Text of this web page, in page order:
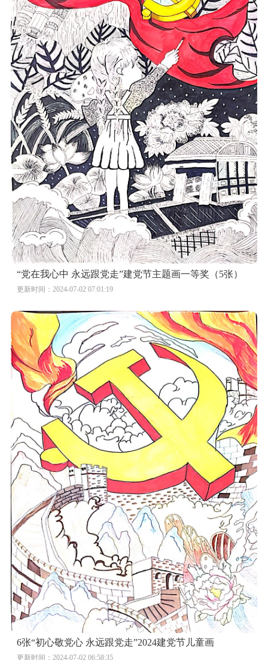
“党在我心中 永远跟党走”建党节主题画一等奖（5张）
更新时间：2024-07-02 07:01:19
6张“初心敬党心 永远跟党走”2024建党节儿童画
更新时间：2024-07-02 06:58:35